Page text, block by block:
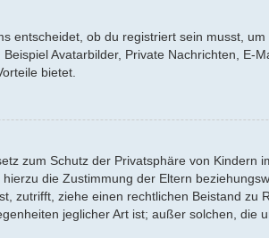
entscheidet, ob du registriert sein musst,
Avatarbilder, Private Nachrichten, E-
bietet.
zum Schutz der Privatsphäre von
die Zustimmung der Eltern
zutrifft, ziehe einen rechtlichen Beistand zu
jeglicher Art ist; außer solchen, die